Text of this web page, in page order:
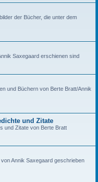
der Bücher, die unter dem
Saxegaard erschienen sind
und Büchern von Berte Bratt/Annik
und Zitate
und Zitate von Berte Bratt
Annik Saxegaard geschrieben